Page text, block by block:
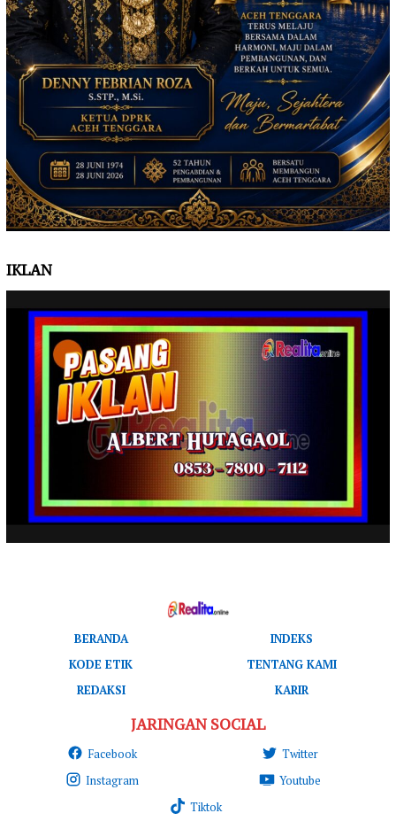
IKLAN
BERANDA
INDEKS
KODE ETIK
TENTANG KAMI
REDAKSI
KARIR
JARINGAN SOCIAL
Facebook
Twitter
Instagram
Youtube
Tiktok